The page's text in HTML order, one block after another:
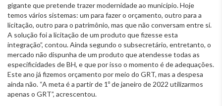
gigante que pretende trazer modernidade ao município. Hoje
temos vários sistemas: um para fazer o orçamento, outro para a
licitação, outro para o patrimônio, mas que não conversam entre si.
A solução foi a licitação de um produto que fizesse esta
integração”, contou. Ainda segundo o subsecretário, entretanto, o
mercado não dispunha de um produto que atendesse todas as
especificidades de BH, e que por isso o momento é de adequações.
Este ano já fizemos orçamento por meio do GRT, mas a despesa
ainda não. “A meta é a partir de 1º de janeiro de 2022 utilizarmos
apenas o GRT”, acrescentou.